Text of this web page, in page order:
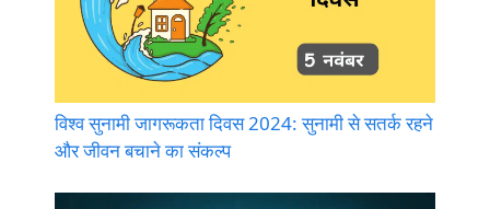
विश्व सुनामी जागरूकता दिवस 2024: सुनामी से सतर्क रहने
और जीवन बचाने का संकल्प